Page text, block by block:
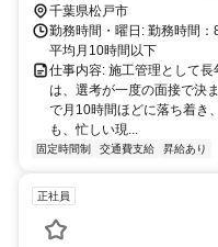
千葉県松戸市
勤務時間・曜日: 勤務時間
平均月10時間以下
仕事内容: 施工管理として
は、選考が一度の面接で決
で月10時間ほどに落ち着き
も、忙しい現...
固定時間制 交通費支給 昇給あり
正社員